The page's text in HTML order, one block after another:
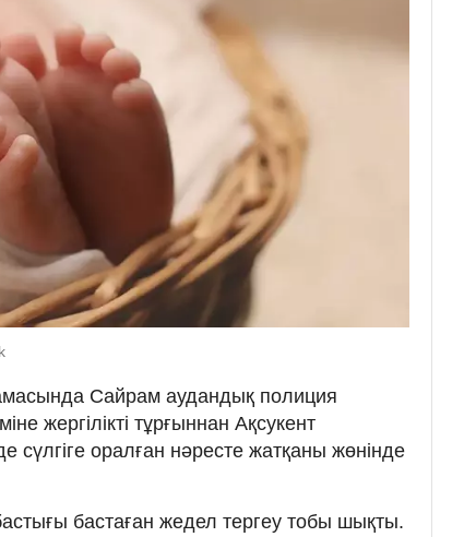
Сайрам аудандық полиция
жергілікті тұрғыннан Ақсукент
сүлгіге оралған нәресте жатқаны жөнінде
бастаған жедел тергеу тобы шықты.